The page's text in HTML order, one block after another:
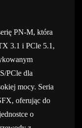
PN-M, która
3.1 i PCle 5.1,
PCle dla
mocy. Seria
oferując do
o